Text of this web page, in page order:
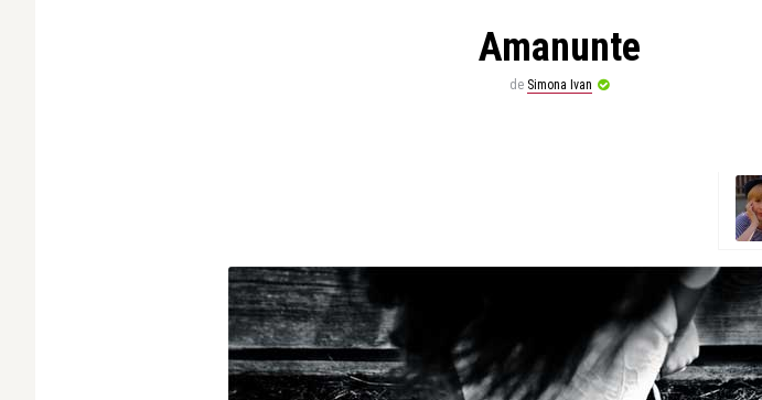
Amanunte
de Simona Ivan